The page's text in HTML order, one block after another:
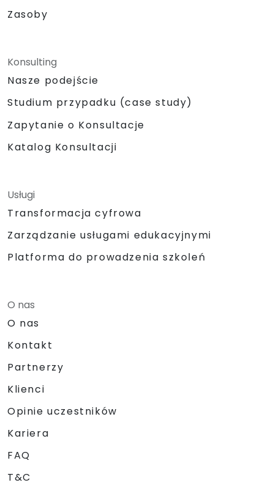
Zasoby
Konsulting
Nasze podejście
Studium przypadku (case study)
Zapytanie o Konsultacje
Katalog Konsultacji
Usługi
Transformacja cyfrowa
Zarządzanie usługami edukacyjnymi
Platforma do prowadzenia szkoleń
O nas
O nas
Kontakt
Partnerzy
Klienci
Opinie uczestników
Kariera
FAQ
T&C